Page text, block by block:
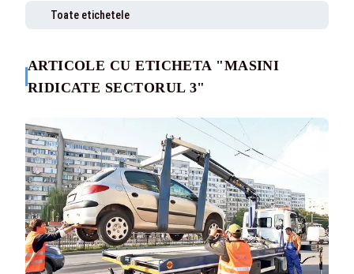
Toate etichetele
ARTICOLE CU ETICHETA "MASINI
RIDICATE SECTORUL 3"